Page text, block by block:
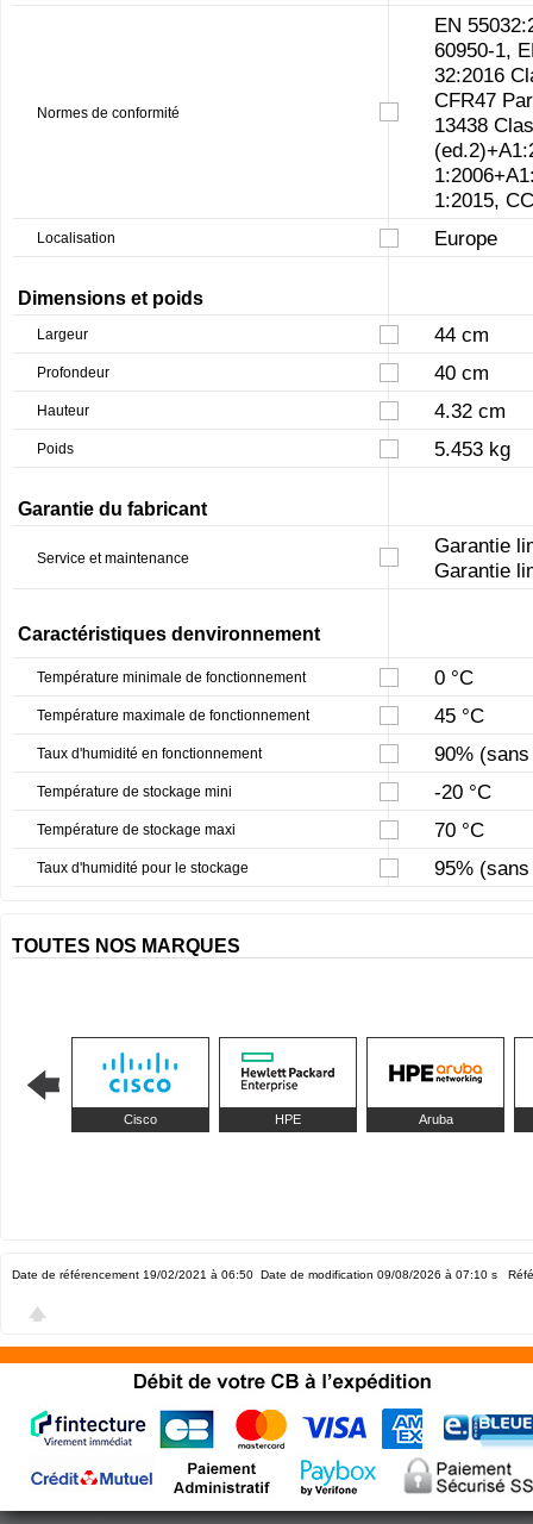
Normes de conformité
EN
60950-1,
32:2016
CFR47
13438
1:2015,
Localisation Europe
Dimensions et poids
Largeur 44 cm
Profondeur 40 cm
Hauteur 4.32 cm
Poids 5.453 kg
Garantie du fabricant
Service et maintenance
Garantie
Garantie
Caractéristiques denvironnement
Température minimale de fonctionnement 0 °C
Température maximale de fonctionnement 45 °C
Taux d'humidité en fonctionnement 90%
Température de stockage mini -20 °C
Température de stockage maxi 70 °C
Taux d'humidité pour le stockage 95%
TOUTES NOS MARQUES
Cisco HPE Aruba
Date de référencement 19/02/2021 à 06:50 Date de modification 09/08/2026 à 07:10 s